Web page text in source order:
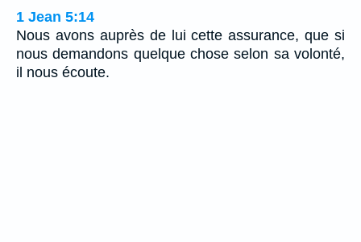
1 Jean 5:14
Nous avons auprès de lui cette assurance, que si
nous demandons quelque chose selon sa volonté,
il nous écoute.